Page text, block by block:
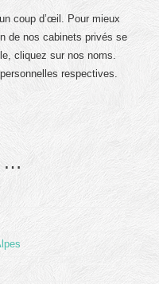
coup d’œil. Pour mieux
de nos cabinets privés se
cliquez sur nos noms.
respectives.
…